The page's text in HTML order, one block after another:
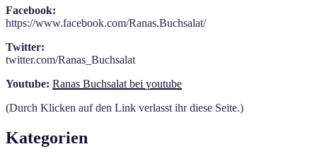
Facebook:
https://www.facebook.com/Ranas.Buchsalat/
Twitter:
twitter.com/Ranas_Buchsalat
Youtube: Ranas Buchsalat bei youtube
(Durch Klicken auf den Link verlasst ihr diese Seite.)
Kategorien